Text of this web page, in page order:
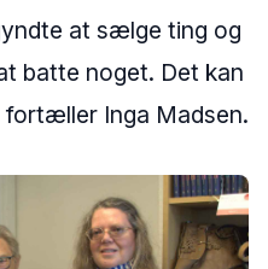
at sælge ting og
batte noget. Det kan
fortæller Inga Madsen.